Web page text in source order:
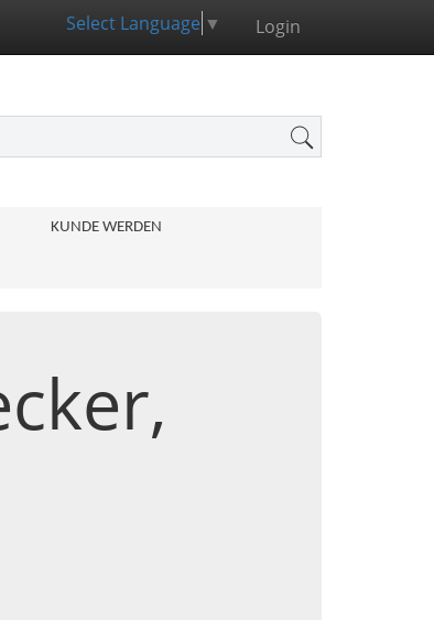
Select Language ▼ Login
KUNDE WERDEN